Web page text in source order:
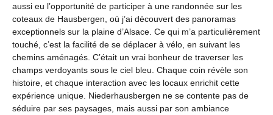
aussi eu l’opportunité de participer à une randonnée sur les
coteaux de Hausbergen, où j’ai découvert des panoramas
exceptionnels sur la plaine d’Alsace. Ce qui m’a particulièrement
touché, c’est la facilité de se déplacer à vélo, en suivant les
chemins aménagés. C’était un vrai bonheur de traverser les
champs verdoyants sous le ciel bleu. Chaque coin révèle son
histoire, et chaque interaction avec les locaux enrichit cette
expérience unique. Niederhausbergen ne se contente pas de
séduire par ses paysages, mais aussi par son ambiance